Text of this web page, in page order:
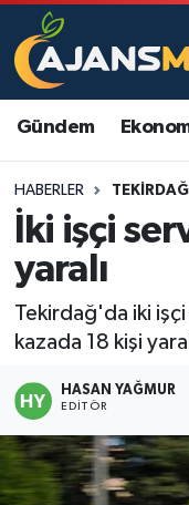
Gündem
HABERLER TEKIRDAĞ
İki işçi
yaralı
Tekirdağ'da iki işçi
kazada 18 kişi
HASAN YAĞMUR
EDITÖR
Asayiş
Eğitim
Ekonomi
Gündem
Magazin
Malatya
Malatya
Malatya
TFF 3.Lig
Haber Arşivi